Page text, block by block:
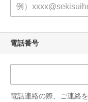
電話番号
電話連絡の際、ご連絡